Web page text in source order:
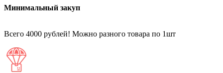
Минимальный закуп
Всего 4000 рублей! Можно разного товара по 1шт